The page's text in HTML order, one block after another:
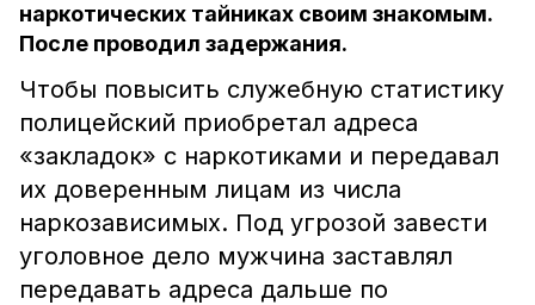
наркотических тайниках своим знакомым.
После проводил задержания.
Чтобы повысить служебную статистику
полицейский приобретал адреса
«закладок» с наркотиками и передавал
их доверенным лицам из числа
наркозависимых. Под угрозой завести
уголовное дело мужчина заставлял
передавать адреса дальше по